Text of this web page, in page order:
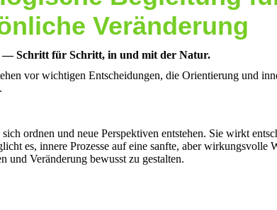
Veränderung
— Schritt für Schritt, in und mit der Natur.
vor wichtigen Entscheidungen, die Orientierung und
ordnen und neue Perspektiven entstehen. Sie wirkt
es, innere Prozesse auf eine sanfte, aber wirkungsvolle
und Veränderung bewusst zu gestalten.